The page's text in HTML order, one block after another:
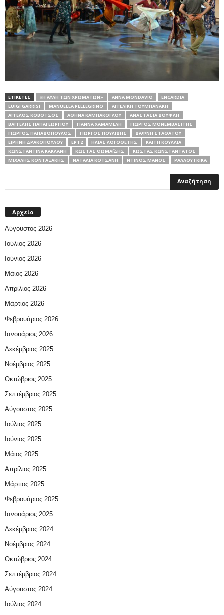
ΕΤΙΚΕΤΕΣ «Η ΑΥΛΉ ΤΩΝ ΧΡΩΜΆΤΩΝ» ANNA MONDAVIO
ENCARDIA
LUIGI GARRISI
MANUELLA PELLEGRINO
ΑΓΓΕΛΙΚΉ ΤΟΥΜΠΑΝΆΚΗ
ΆΓΓΕΛΟΣ ΚΟΒΌΤΣΟΣ
ΑΘΗΝΆ ΚΑΜΠΆΚΟΓΛΟΥ
ΑΝΑΣΤΑΣΊΑ ΔΟΥΦΛΉ
ΒΑΓΓΈΛΗΣ ΠΑΠΑΓΕΩΡΓΊΟΥ
ΓΙΆΝΝΑ ΧΑΜΑΜΈΛΗ
ΓΙΏΡΓΟΣ ΜΟΝΕΜΒΑΣΊΤΗΣ
ΓΙΏΡΓΟΣ ΠΑΠΑΔΌΠΟΥΛΟΣ
ΓΙΏΡΓΟΣ ΠΟΥΛΊΔΗΣ
ΔΆΦΝΗ ΣΤΑΘΆΤΟΥ
ΕΙΡΉΝΗ ΔΡΑΚΟΠΟΎΛΟΥ
ΕΡΤ2 ΗΛΊΑΣ ΛΟΓΟΘΈΤΗΣ
ΚΑΊΤΗ ΚΟΥΛΛΙΆ
ΚΩΝΣΤΑΝΤΊΝΑ ΚΑΚΛΆΝΗ
ΚΏΣΤΑΣ ΘΩΜΑΪΔΗΣ
ΚΏΣΤΑΣ ΚΩΝΣΤΑΝΤΆΤΟΣ
ΜΙΧΆΛΗΣ ΚΟΝΤΑΞΆΚΗΣ
ΝΑΤΑΛΊΑ ΚΟΤΣΆΝΗ ΝΤΊΝΟΣ ΜΆΝΟΣ ΡΑΛΛΟΎ ΓΚΊΚΑ
Αρχείο
Αύγουστος 2026
Ιούλιος 2026
Ιούνιος 2026
Μάιος 2026
Απρίλιος 2026
Μάρτιος 2026
Φεβρουάριος 2026
Ιανουάριος 2026
Δεκέμβριος 2025
Νοέμβριος 2025
Οκτώβριος 2025
Σεπτέμβριος 2025
Αύγουστος 2025
Ιούλιος 2025
Ιούνιος 2025
Μάιος 2025
Απρίλιος 2025
Μάρτιος 2025
Φεβρουάριος 2025
Ιανουάριος 2025
Δεκέμβριος 2024
Νοέμβριος 2024
Οκτώβριος 2024
Σεπτέμβριος 2024
Αύγουστος 2024
Ιούλιος 2024